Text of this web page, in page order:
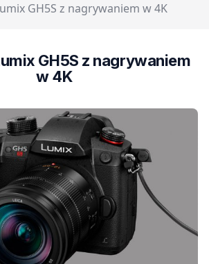
GH5S z nagrywaniem w 4K
GH5S z nagrywaniem
w 4K